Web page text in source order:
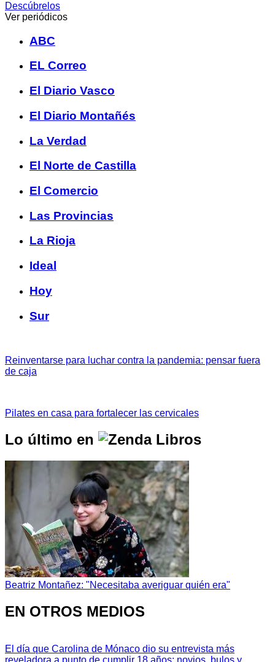
Descúbrelos
Ver periódicos
ABC
EL Correo
El Diario Vasco
El Diario Montañés
La Verdad
El Norte de Castilla
El Comercio
Las Provincias
La Rioja
Ideal
Hoy
Sur
Reinventarse para luchar contra la pandemia: pensar fuera
de caja
Pilates en casa para fortalecer las cervicales
Lo último en
Beatriz Montañez: "Necesitaba averiguar quién era"
EN OTROS MEDIOS
El día que Carolina de Mónaco dio su entrevista más
reveladora a punto de cumplir 18 años: novios, bulos y